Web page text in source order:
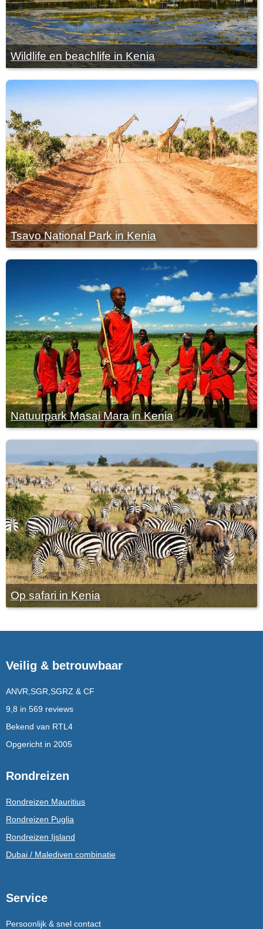
Wildlife en beachlife in Kenia
Tsavo National Park in Kenia
Natuurpark Masai Mara in Kenia
Op safari in Kenia
Veilig & betrouwbaar
ANVR,SGR,SGRZ & CF
9,8 in 569 reviews
Bekend van RTL4
Opgericht in 2005
Rondreizen
Rondreizen Mauritius
Rondreizen Puglia
Rondreizen Ijsland
Dubai / Malediven combinatie
Service
Persoonlijk & snel contact